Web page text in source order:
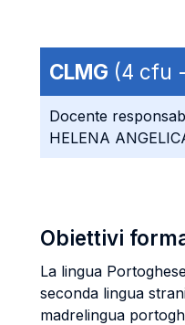
CLMG (4 cfu
Docente
HELENA
Obiettivi
La lingua
seconda lingua
madrelingua